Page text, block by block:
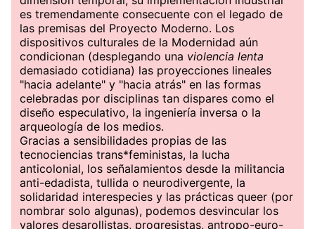
es tremendamente consecuente con el legado de
las premisas del Proyecto Moderno. Los
dispositivos culturales de la Modernidad aún
condicionan (desplegando una violencia lenta
demasiado cotidiana) las proyecciones lineales
"hacia adelante" y "hacia atrás" en las formas
celebradas por disciplinas tan dispares como el
diseño especulativo, la ingeniería inversa o la
arqueología de los medios.
Gracias a sensibilidades propias de las
tecnociencias trans*feministas, la lucha
anticolonial, los señalamientos desde la militancia
anti-edadista, tullida o neurodivergente, la
solidaridad interespecies y las prácticas queer (por
nombrar solo algunas), podemos desvincular los
valores desarollistas, progresistas, antropo-euro-